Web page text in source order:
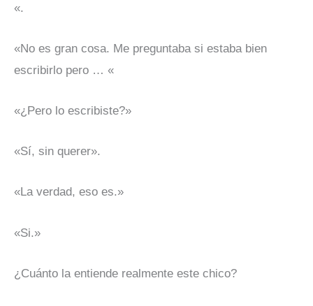
«.
«No es gran cosa. Me preguntaba si estaba bien
escribirlo pero … «
«¿Pero lo escribiste?»
«Sí, sin querer».
«La verdad, eso es.»
«Si.»
¿Cuánto la entiende realmente este chico?